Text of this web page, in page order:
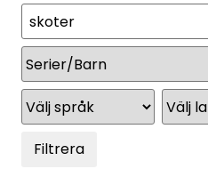
Sök
Filtrera